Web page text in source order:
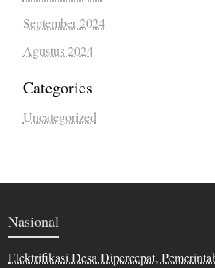
September 2024
Agustus 2024
Categories
Uncategorized
Nasional
Elektrifikasi Desa Dipercepat,